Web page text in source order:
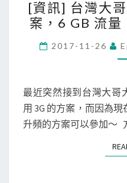
[資訊] 台灣大
案，6 GB 流量
2017-11-26
最近突然接到台灣大哥
用 3G 的方案，而因為
升頻的方案可以參加～